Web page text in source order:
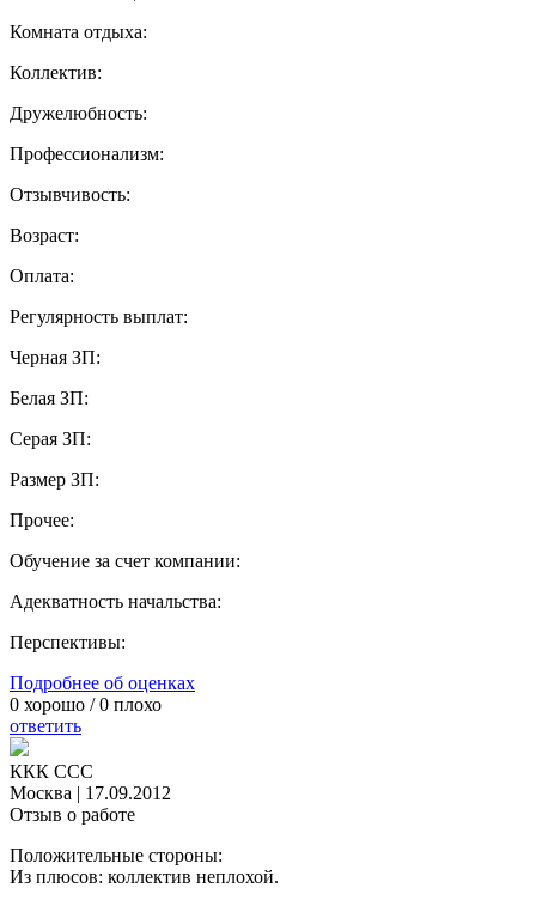
Комната отдыха:
Коллектив:
Дружелюбность:
Профессионализм:
Отзывчивость:
Возраст:
Оплата:
Регулярность выплат:
Черная ЗП:
Белая ЗП:
Серая ЗП:
Размер ЗП:
Прочее:
Обучение за счет компании:
Адекватность начальства:
Перспективы:
Подробнее об оценках
0 хорошо /0 плохо
ответить
ККК ССC
Москва | 17.09.2012
Отзыв о работе
Положительные стороны:
Из плюсов: коллектив неплохой.